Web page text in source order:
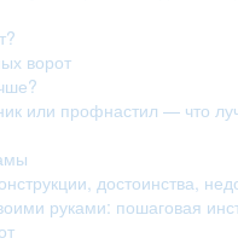
ворот
или профнастил — что
достоинства,
руками: пошаговая